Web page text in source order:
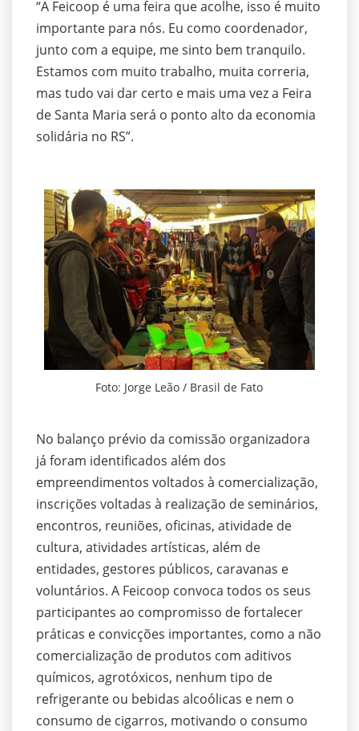
“A Feicoop é uma feira que acolhe, isso é muito
importante para nós. Eu como coordenador,
junto com a equipe, me sinto bem tranquilo.
Estamos com muito trabalho, muita correria,
mas tudo vai dar certo e mais uma vez a Feira
de Santa Maria será o ponto alto da economia
solidária no RS”.
Foto: Jorge Leão / Brasil de Fato
No balanço prévio da comissão organizadora
já foram identificados além dos
empreendimentos voltados à comercialização,
inscrições voltadas à realização de seminários,
encontros, reuniões, oficinas, atividade de
cultura, atividades artísticas, além de
entidades, gestores públicos, caravanas e
voluntários. A Feicoop convoca todos os seus
participantes ao compromisso de fortalecer
práticas e convicções importantes, como a não
comercialização de produtos com aditivos
químicos, agrotóxicos, nenhum tipo de
refrigerante ou bebidas alcoólicas e nem o
consumo de cigarros, motivando o consumo